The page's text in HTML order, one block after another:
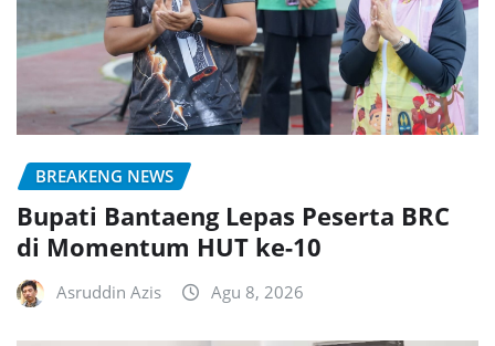
BREAKENG NEWS
Bupati Bantaeng Lepas Peserta BRC
di Momentum HUT ke-10
Asruddin Azis Agu 8, 2026